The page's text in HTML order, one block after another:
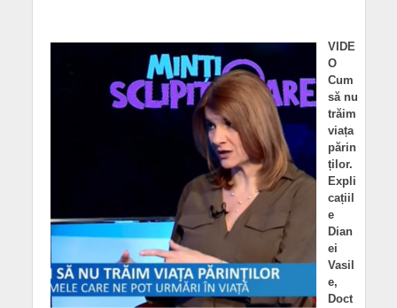
VIDE
O
Cum
să nu
trăim
viața
părin
ților.
Expli
cațiil
e
Dian
ei
Vasil
e,
Doct